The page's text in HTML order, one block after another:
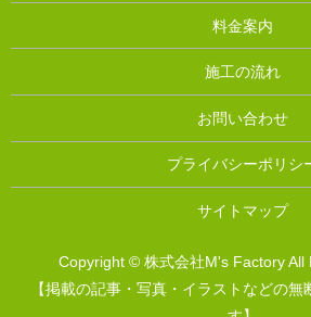
料金案内
施工の流れ
お問い合わせ
プライバシーポリシ
サイトマップ
Copyright © 株式会社M's Factory All
【掲載の記事・写真・イラストなどの無